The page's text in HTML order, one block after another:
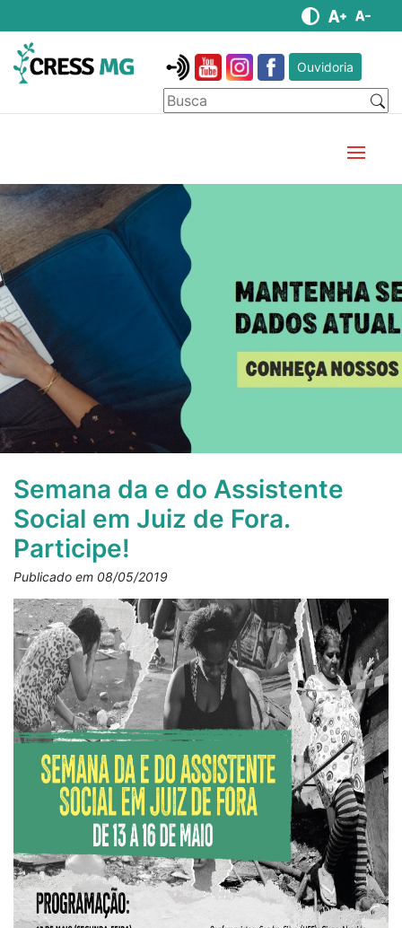
Ouvidoria
Semana da e do Assistente
Social em Juiz de Fora.
Participe!
Publicado em 08/05/2019